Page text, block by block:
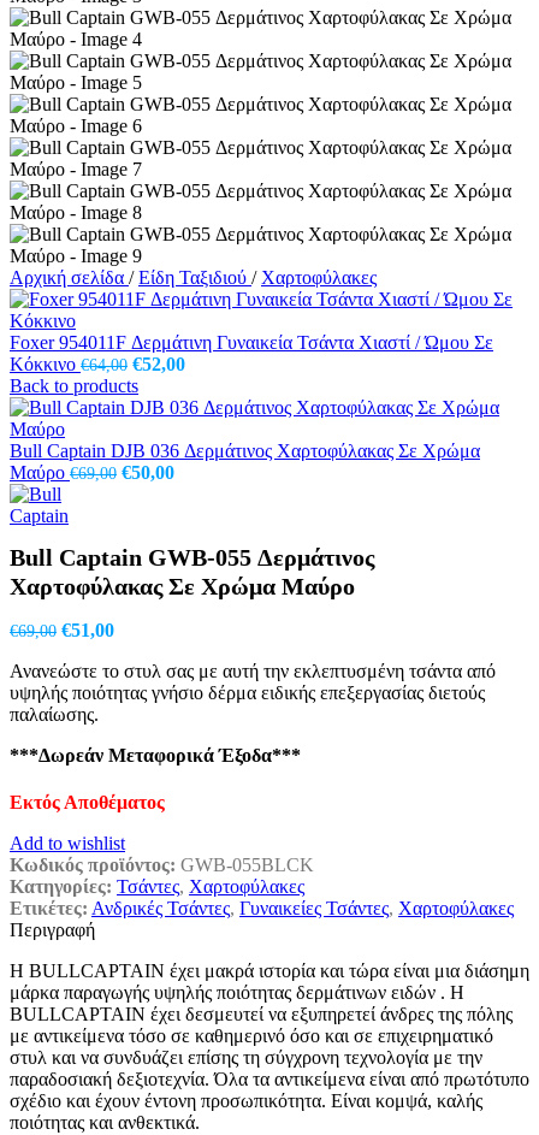
Αρχική σελίδα / Είδη Ταξιδιού / Χαρτοφύλακες
Foxer 954011F Δερμάτινη Γυναικεία Τσάντα Χιαστί / Ώμου Σε
Κόκκινο €64,00 Original
price
was:
€52,00Η
τιμή
€52,00.
Back to products
Bull Captain DJB 036 Δερμάτινος Χαρτοφύλακας Σε Χρώμα
Μαύρο €69,00 Original
€50,00Η
€50,00.
Bull Captain GWB-055 Δερμάτινος
Χαρτοφύλακας Σε Χρώμα Μαύρο
€69,00 Original
was:
€69,00.
€51,00Η
τιμή
είναι:
Ανανεώστε το στυλ σας με αυτή την εκλεπτυσμένη τσάντα από
υψηλής ποιότητας γνήσιο δέρμα ειδικής επεξεργασίας διετούς
παλαίωσης.
***Δωρεάν Μεταφορικά Έξοδα***
Εκτός Αποθέματος
Add to wishlist
Κωδικός προϊόντος: GWB-055BLCK
Κατηγορίες: Τσάντες, Χαρτοφύλακες
Ετικέτες: Ανδρικές Τσάντες, Γυναικείες Τσάντες, Χαρτοφύλακες
Περιγραφή
Η BULLCAPTAIN έχει μακρά ιστορία και τώρα είναι μια διάσημη
μάρκα παραγωγής υψηλής ποιότητας δερμάτινων ειδών . Η
BULLCAPTAIN έχει δεσμευτεί να εξυπηρετεί άνδρες της πόλης
με αντικείμενα τόσο σε καθημερινό όσο και σε επιχειρηματικό
στυλ και να συνδυάζει επίσης τη σύγχρονη τεχνολογία με την
παραδοσιακή δεξιοτεχνία. Όλα τα αντικείμενα είναι από πρωτότυπο
σχέδιο και έχουν έντονη προσωπικότητα. Είναι κομψά, καλής
ποιότητας και ανθεκτικά.